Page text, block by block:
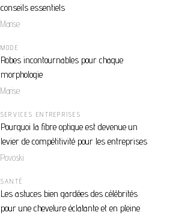
conseils essentiels
Marise
MODE
Robes incontournables pour chaque
morphologie
Marise
SERVICES ENTREPRISES
Pourquoi la fibre optique est devenue un
levier de compétitivité pour les entreprises
Povoski
SANTÉ
Les astuces bien gardées des célébrités
pour une chevelure éclatante et en pleine